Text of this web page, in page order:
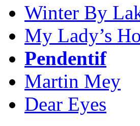
Winter By
My Lady’s
Pendentif
Martin Mey
Dear Eyes